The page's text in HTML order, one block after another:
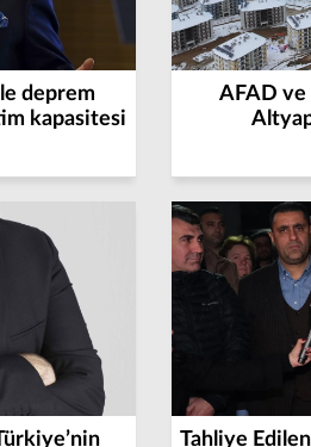
deprem
kapasitesi
AFAD ve
Tahliye